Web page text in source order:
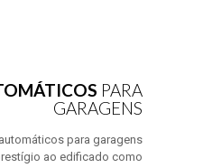
PARA
GARAGENS
para garagens
ao edificado como